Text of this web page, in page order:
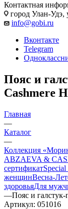
Контактная
город Улан-
info@gobi.ru
Вконтакте
Telegram
Пояс и
Cashmere
Главная
—
Каталог
—
Коллекция
ABZAEVA &
сертификатSpecial
женщинВесна-
здоровьяДля
—Пояс и галстук-
Артикул: 051016